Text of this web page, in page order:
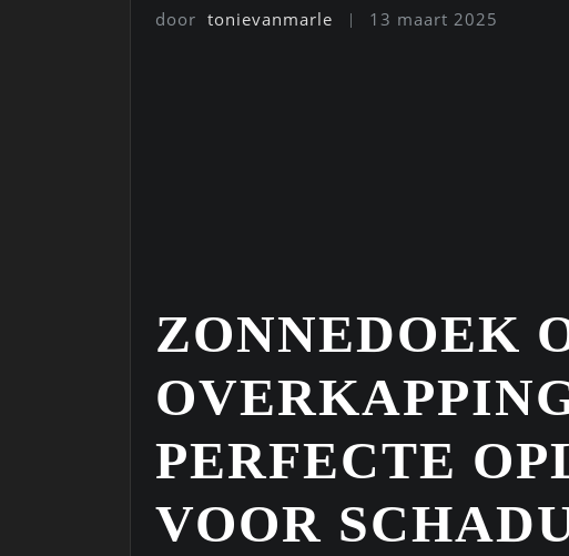
door tonievanmarle 13 maart 2025
ZONNEDOEK
PERFECTE
VOOR